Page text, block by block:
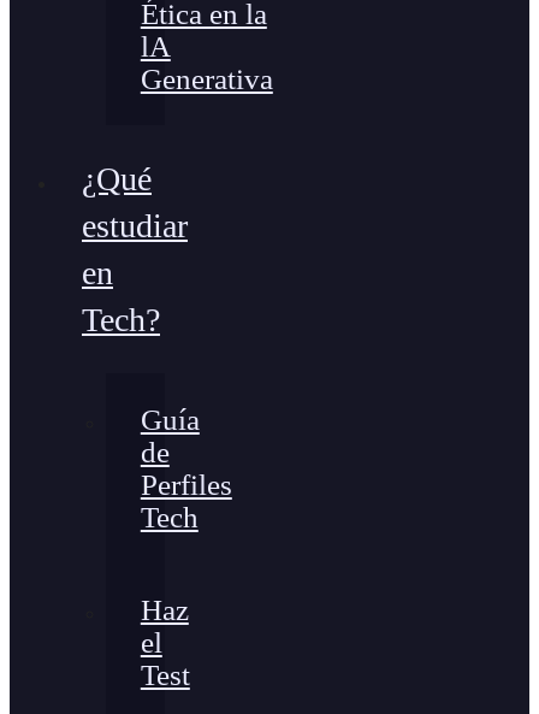
Ética en la
lA
Generativa
¿Qué
estudiar
en
Tech?
Guía
de
Perfiles
Tech
Haz
el
Test